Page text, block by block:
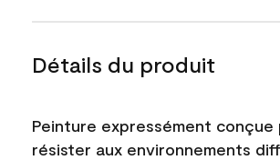
Détails du produit
Peinture expressément conçue
résister aux environnements